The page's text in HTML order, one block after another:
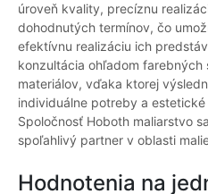
úroveň kvality, precíznu
dohodnutých termínov, čo
efektívnu realizáciu ich
konzultácia ohľadom farebných
materiálov, vďaka ktorej
individuálne potreby a
Spoločnosť Hoboth maliarstvo
spoľahlivý partner v oblasti
Hodnotenia na